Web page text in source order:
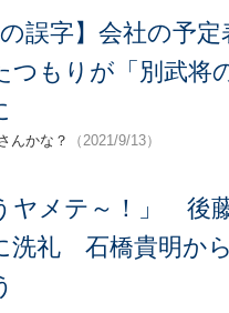
の誤字】会社の予
つもりが「別武将
んかな？ （2021/9/13）
ヤメテ～！」 後
洗礼 石橋貴明か